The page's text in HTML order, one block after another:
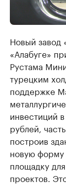
Новый завод
«Алабуге»
Рустама
турецким
поддержке
инвестиций
рублей,
построив
новую форму
площадку
проектов.